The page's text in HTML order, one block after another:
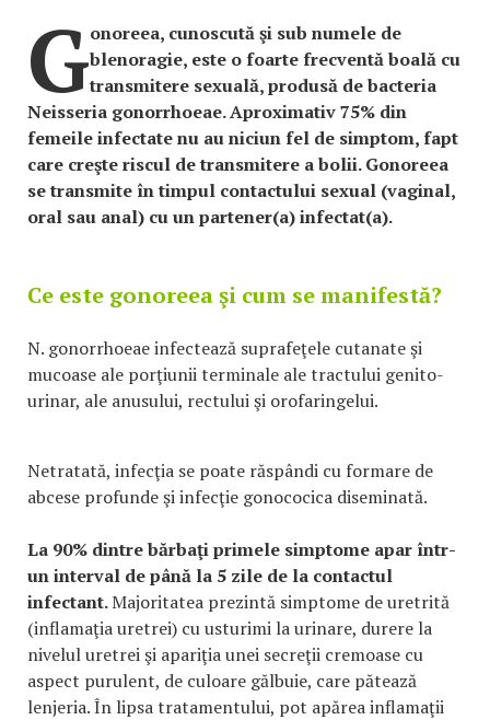
Gonoreea, cunoscută şi sub numele de
blenoragie, este o foarte frecventă boală cu
transmitere sexuală, produsă de bacteria
Neisseria gonorrhoeae. Aproximativ 75% din
femeile infectate nu au niciun fel de simptom, fapt
care creşte riscul de transmitere a bolii. Gonoreea
se transmite în timpul contactului sexual (vaginal,
oral sau anal) cu un partener(a) infectat(a).
Ce este gonoreea şi cum se manifestă?
N. gonorrhoeae infectează suprafeţele cutanate şi
mucoase ale porţiunii terminale ale tractului genito-
urinar, ale anusului, rectului şi orofaringelui.
Netratată, infecţia se poate răspândi cu formare de
abcese profunde şi infecţie gonococica diseminată.
La 90% dintre bărbaţi primele simptome apar într-
un interval de până la 5 zile de la contactul
infectant.Majoritatea prezintă simptome de uretrită
(inflamaţia uretrei) cu usturimi la urinare, durere la
nivelul uretrei şi apariţia unei secreţii cremoase cu
aspect purulent, de culoare gălbuie, care pătează
lenjeria. În lipsa tratamentului, pot apărea inflamaţii